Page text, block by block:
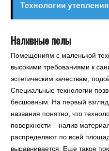
Технологии
Наливные полы
Помещениям с маленькой
высокими требованиями к
эстетическим качествам,
Специальные технологии
бесшовным. На первый
названия понятно, что
поверхности – налив
распределяют по всей
выравнивается. Еще такое